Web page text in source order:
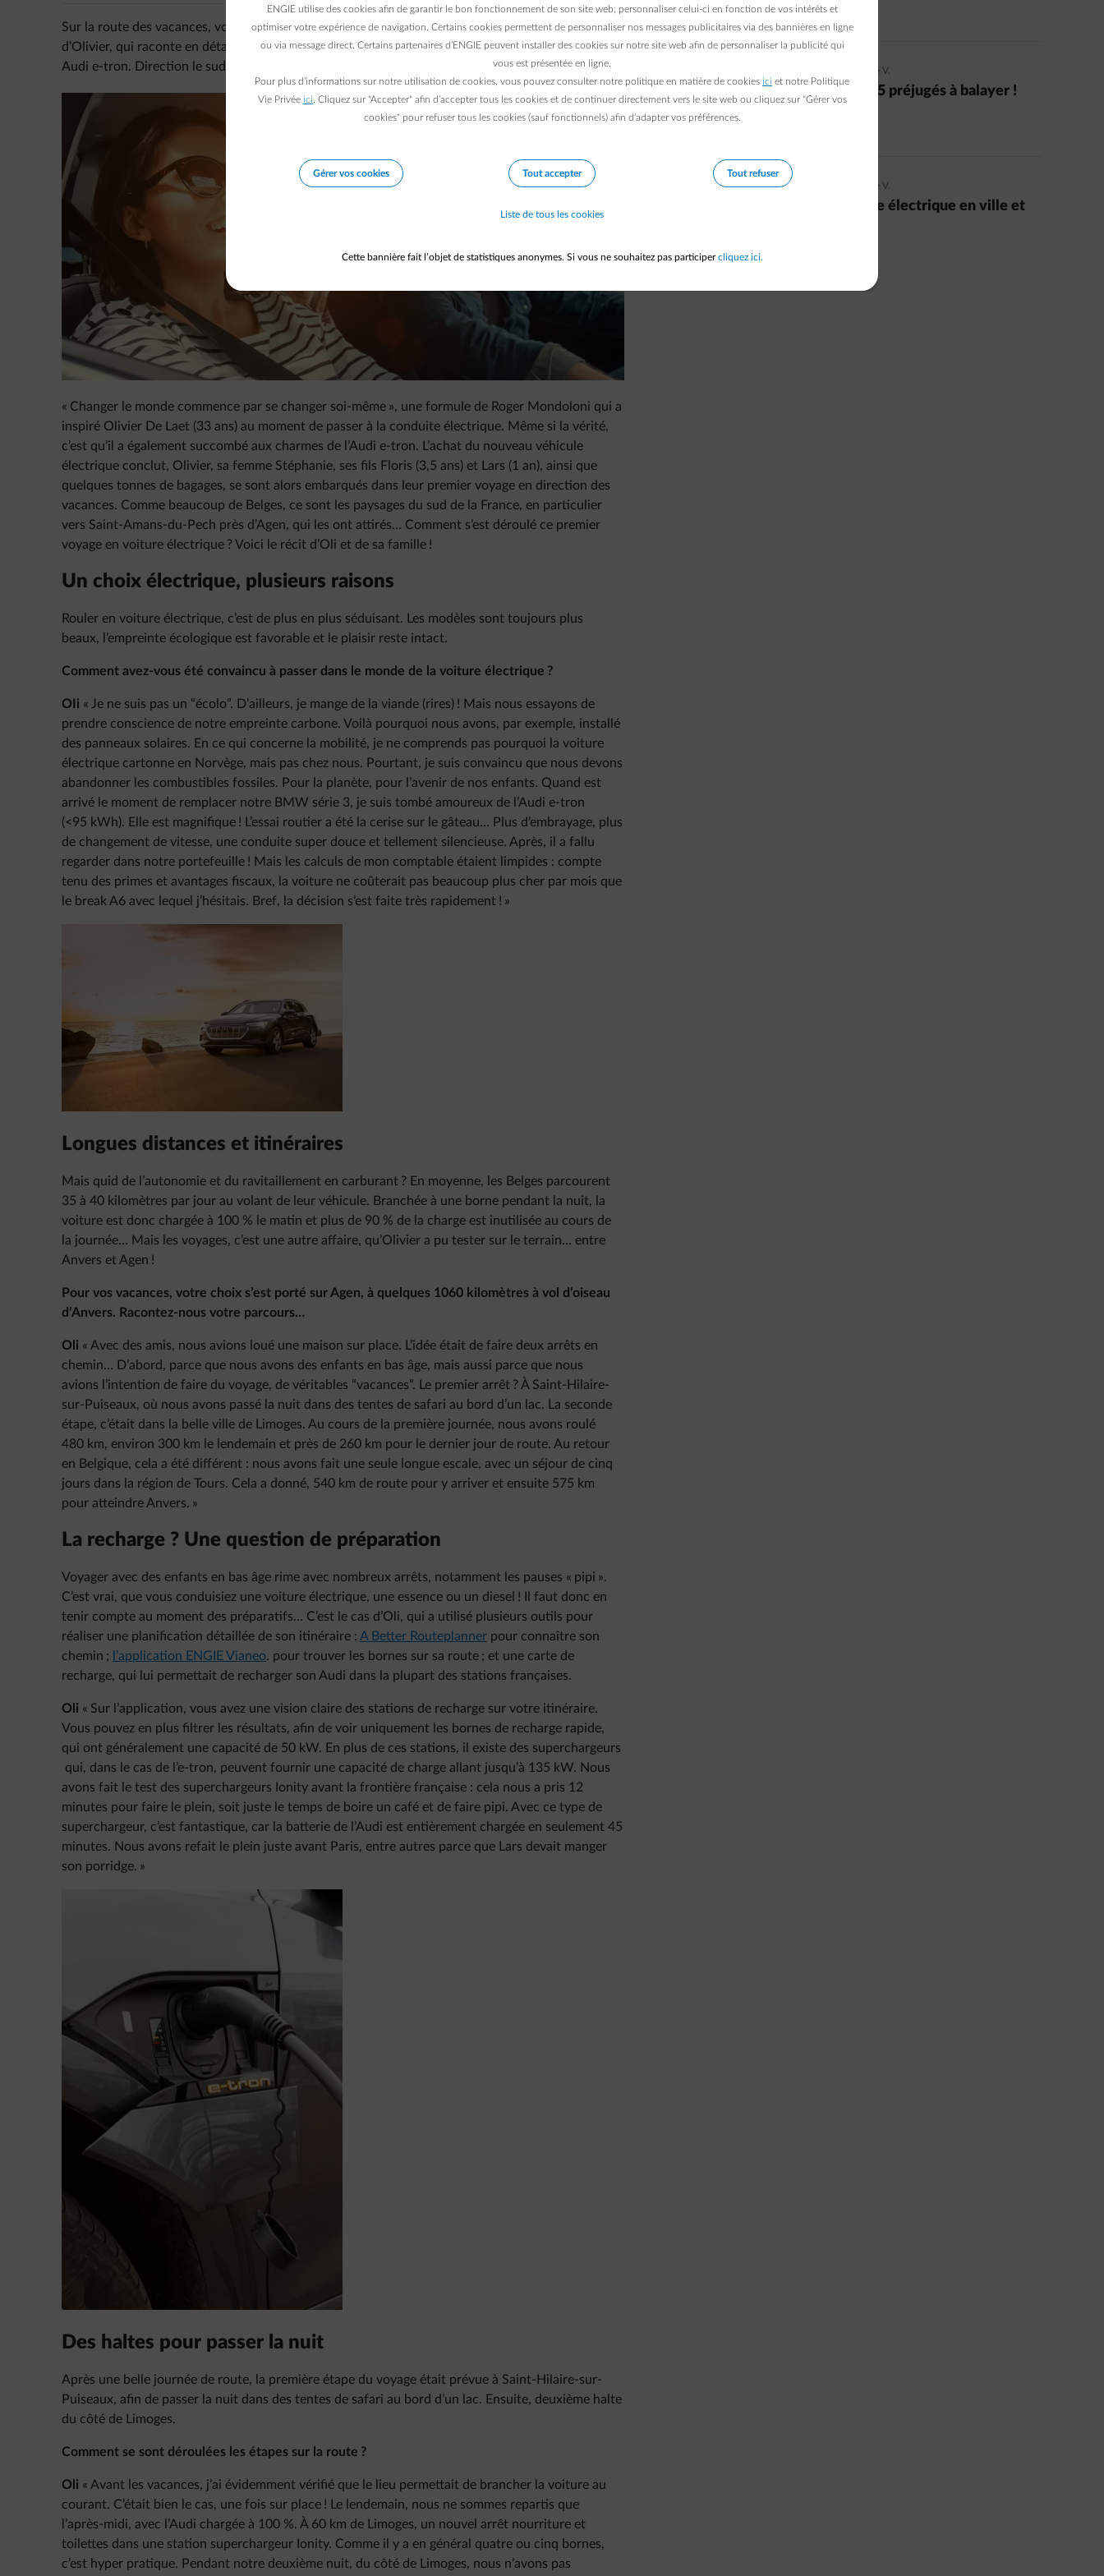
Sur la route des vacances, vous allez croiser plus de véhicules électriques que jamais… C’est le cas
d’Olivier, qui raconte en détails les coulisses de son premier voyage en famille, au volant de son
Audi e-tron. Direction le sud de la France !
« Changer le monde commence par se changer soi-même », une formule de Roger Mondoloni qui a
inspiré Olivier De Laet (33 ans) au moment de passer à la conduite électrique. Même si la vérité,
c’est qu’il a également succombé aux charmes de l’Audi e-tron. L’achat du nouveau véhicule
électrique conclut, Olivier, sa femme Stéphanie, ses fils Floris (3,5 ans) et Lars (1 an), ainsi que
quelques tonnes de bagages, se sont alors embarqués dans leur premier voyage en direction des
vacances. Comme beaucoup de Belges, ce sont les paysages du sud de la France, en particulier
vers Saint-Amans-du-Pech près d’Agen, qui les ont attirés… Comment s’est déroulé ce premier
voyage en voiture électrique ? Voici le récit d’Oli et de sa famille !
Un choix électrique, plusieurs raisons
Rouler en voiture électrique, c’est de plus en plus séduisant. Les modèles sont toujours plus
beaux, l’empreinte écologique est favorable et le plaisir reste intact.
Comment avez-vous été convaincu à passer dans le monde de la voiture électrique ?
OIi « Je ne suis pas un “écolo”. D’ailleurs, je mange de la viande (rires) ! Mais nous essayons de
prendre conscience de notre empreinte carbone. Voilà pourquoi nous avons, par exemple, installé
des panneaux solaires. En ce qui concerne la mobilité, je ne comprends pas pourquoi la voiture
électrique cartonne en Norvège, mais pas chez nous. Pourtant, je suis convaincu que nous devons
abandonner les combustibles fossiles. Pour la planète, pour l’avenir de nos enfants. Quand est
arrivé le moment de remplacer notre BMW série 3, je suis tombé amoureux de l’Audi e-tron
(<95 kWh). Elle est magnifique ! L’essai routier a été la cerise sur le gâteau… Plus d’embrayage, plus
de changement de vitesse, une conduite super douce et tellement silencieuse. Après, il a fallu
regarder dans notre portefeuille ! Mais les calculs de mon comptable étaient limpides : compte
tenu des primes et avantages fiscaux, la voiture ne coûterait pas beaucoup plus cher par mois que
le break A6 avec lequel j’hésitais. Bref, la décision s’est faite très rapidement ! »
Longues distances et itinéraires
Mais quid de l’autonomie et du ravitaillement en carburant ? En moyenne, les Belges parcourent
35 à 40 kilomètres par jour au volant de leur véhicule. Branchée à une borne pendant la nuit, la
voiture est donc chargée à 100 % le matin et plus de 90 % de la charge est inutilisée au cours de
la journée… Mais les voyages, c’est une autre affaire, qu’Olivier a pu tester sur le terrain… entre
Anvers et Agen !
Pour vos vacances, votre choix s’est porté sur Agen, à quelques 1060 kilomètres à vol d’oiseau
d’Anvers. Racontez-nous votre parcours…
Oli « Avec des amis, nous avions loué une maison sur place. L’idée était de faire deux arrêts en
chemin… D’abord, parce que nous avons des enfants en bas âge, mais aussi parce que nous
avions l’intention de faire du voyage, de véritables “vacances”. Le premier arrêt ? À Saint-Hilaire-
sur-Puiseaux, où nous avons passé la nuit dans des tentes de safari au bord d’un lac. La seconde
étape, c’était dans la belle ville de Limoges. Au cours de la première journée, nous avons roulé
480 km, environ 300 km le lendemain et près de 260 km pour le dernier jour de route. Au retour
en Belgique, cela a été différent : nous avons fait une seule longue escale, avec un séjour de cinq
jours dans la région de Tours. Cela a donné, 540 km de route pour y arriver et ensuite 575 km
pour atteindre Anvers. »
La recharge ? Une question de préparation
Voyager avec des enfants en bas âge rime avec nombreux arrêts, notamment les pauses « pipi ».
C’est vrai, que vous conduisiez une voiture électrique, une essence ou un diesel ! Il faut donc en
tenir compte au moment des préparatifs… C’est le cas d’Oli, qui a utilisé plusieurs outils pour
réaliser une planification détaillée de son itinéraire : A Better Routeplanner pour connaître son
chemin ;
l’application ENGIE Vianeo. pour trouver les bornes sur sa route ; et une carte de
recharge, qui lui permettait de recharger son Audi dans la plupart des stations françaises.
Oli « Sur l’application, vous avez une vision claire des stations de recharge sur votre itinéraire.
Vous pouvez en plus filtrer les résultats, afin de voir uniquement les bornes de recharge rapide,
qui ont généralement une capacité de 50 kW. En plus de ces stations, il existe des superchargeurs
qui, dans le cas de l’e-tron, peuvent fournir une capacité de charge allant jusqu’à 135 kW. Nous
avons fait le test des superchargeurs Ionity avant la frontière française : cela nous a pris 12
minutes pour faire le plein, soit juste le temps de boire un café et de faire pipi. Avec ce type de
superchargeur, c’est fantastique, car la batterie de l’Audi est entièrement chargée en seulement 45
minutes. Nous avons refait le plein juste avant Paris, entre autres parce que Lars devait manger
son porridge. »
Des haltes pour passer la nuit
Après une belle journée de route, la première étape du voyage était prévue à Saint-Hilaire-sur-
Puiseaux, afin de passer la nuit dans des tentes de safari au bord d’un lac. Ensuite, deuxième halte
du côté de Limoges.
Comment se sont déroulées les étapes sur la route ?
Oli « Avant les vacances, j’ai évidemment vérifié que le lieu permettait de brancher la voiture au
courant. C’était bien le cas, une fois sur place ! Le lendemain, nous ne sommes repartis que
l’après-midi, avec l’Audi chargée à 100 %. À 60 km de Limoges, un nouvel arrêt nourriture et
toilettes dans une station superchargeur Ionity. Comme il y a en général quatre ou cinq bornes,
c’est hyper pratique. Pendant notre deuxième nuit, du côté de Limoges, nous n’avons pas
Read more
Isabelle V.
Voitures électriques : 5 préjugés à balayer !
11/01/2022 Isabelle V.
Je recharge ma voiture électrique en ville et
Read more
ENGIE utilise des cookies afin de garantir le bon fonctionnement de son site web, personnaliser celui-ci en fonction de vos intérêts et
optimiser votre expérience de navigation. Certains cookies permettent de personnaliser nos messages publicitaires via des bannières en ligne
ou via message direct. Certains partenaires d’ENGIE peuvent installer des cookies sur notre site web afin de personnaliser la publicité qui
vous est présentée en ligne.
Pour plus d’informations sur notre utilisation de cookies, vous pouvez consulter notre politique en matière de cookies ici et notre Politique
Vie Privée ici . Cliquez sur "Accepter" afin d’accepter tous les cookies et de continuer directement vers le site web ou cliquez sur "Gérer vos
cookies" pour refuser tous les cookies (sauf fonctionnels) afin d’adapter vos préférences.
Gérer vos cookies Tout accepter Tout refuser
Liste de tous les cookies
Cette bannière fait l’objet de statistiques anonymes. Si vous ne souhaitez pas participercliquez ici.